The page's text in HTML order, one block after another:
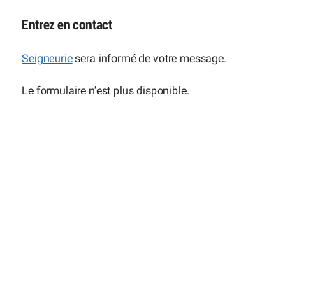
Entrez en contact
Seigneuriesera informé de votre message.
Le formulaire n’est plus disponible.